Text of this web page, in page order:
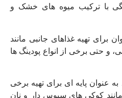
با ترکیب میوه ‌های خشک و
برای تهیه غذاهای جانبی مانند
و حتی برخی از انواع پودینگ‌ ها
به عنوان پایه ‌ای برای تهیه برخی
کوکی ‌های سبوس‌ دار و نان